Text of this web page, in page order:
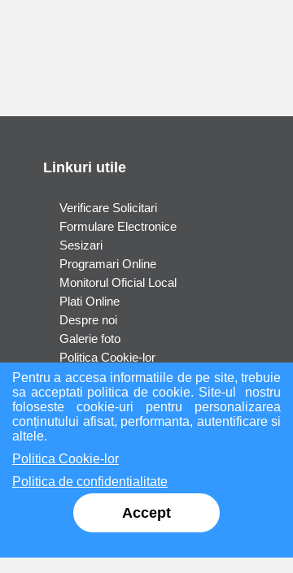
Linkuri utile
Verificare Solicitari
Formulare Electronice
Sesizari
Programari Online
Monitorul Oficial Local
Plati Online
Despre noi
Galerie foto
Politica Cookie-lor
Politica de confidentialitate
ANPC
Socializare
Pentru a accesa informatiile de pe site, trebuie
sa acceptati politica de cookie. Site-ul nostru
foloseste cookie-uri pentru personalizarea
conținutului afisat, performanta, autentificare si
altele.
Politica Cookie-lor
Politica de confidentialitate